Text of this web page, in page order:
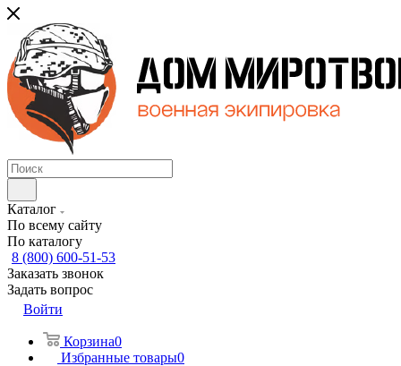
Каталог
По всему сайту
По каталогу
8 (800) 600-51-53
Заказать звонок
Задать вопрос
Войти
Корзина0
Избранные товары0